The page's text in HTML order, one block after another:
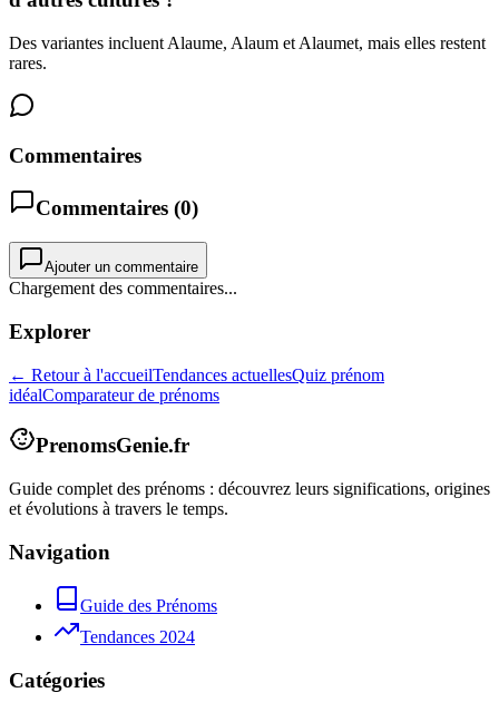
Des variantes incluent Alaume, Alaum et Alaumet, mais elles restent
rares.
Commentaires
Commentaires (0)
Ajouter un commentaire
Chargement des commentaires...
Explorer
← Retour à l'accueilTendances actuellesQuiz prénom
idéalComparateur de prénoms
PrenomsGenie.fr
Guide complet des prénoms : découvrez leurs significations, origines
et évolutions à travers le temps.
Navigation
Guide des Prénoms
Tendances 2024
Catégories